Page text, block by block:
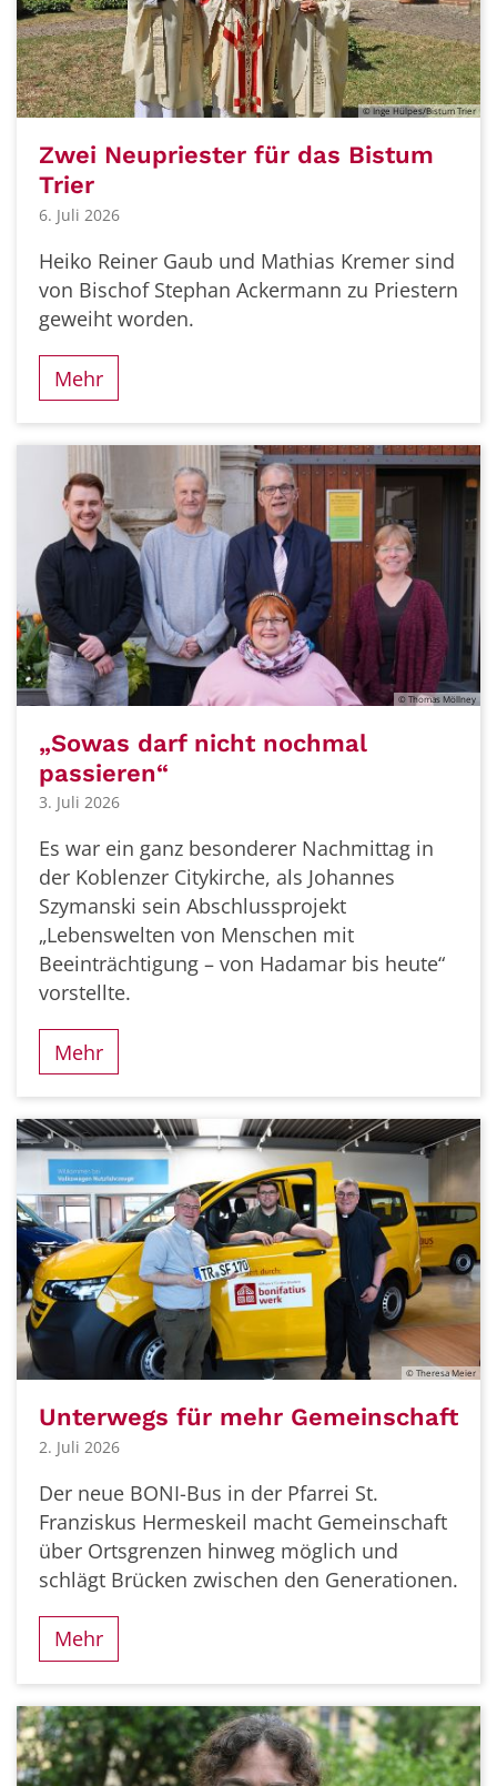
© Inge Hülpes/Bistum Trier
Zwei Neupriester für das Bistum
Trier
6. Juli 2026
Heiko Reiner Gaub und Mathias Kremer sind
von Bischof Stephan Ackermann zu Priestern
geweiht worden.
Mehr
© Thomas Möllney
„Sowas darf nicht nochmal
passieren“
3. Juli 2026
Es war ein ganz besonderer Nachmittag in
der Koblenzer Citykirche, als Johannes
Szymanski sein Abschlussprojekt
„Lebenswelten von Menschen mit
Beeinträchtigung – von Hadamar bis heute“
vorstellte.
Mehr
© Theresa Meier
Unterwegs für mehr Gemeinschaft
2. Juli 2026
Der neue BONI-Bus in der Pfarrei St.
Franziskus Hermeskeil macht Gemeinschaft
über Ortsgrenzen hinweg möglich und
schlägt Brücken zwischen den Generationen.
Mehr